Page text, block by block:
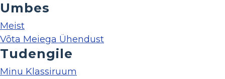
Umbes
Meist
Võta Meiega Ühendust
Tudengile
Minu Klassiruum